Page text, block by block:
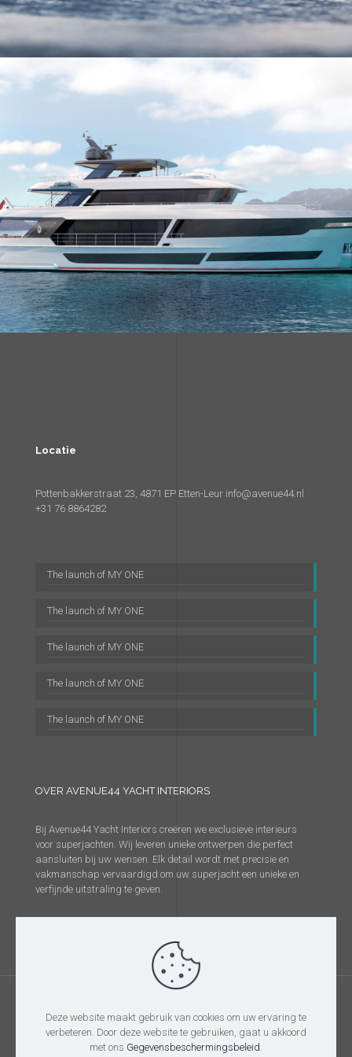
Locatie
Pottenbakkerstraat 23, 4871 EP Etten-Leur info@avenue44.nl
+31 76 8864282
The launch of MY ONE
The launch of MY ONE
The launch of MY ONE
The launch of MY ONE
The launch of MY ONE
OVER AVENUE44 YACHT INTERIORS
Bij Avenue44 Yacht Interiors creëren we exclusieve interieurs
voor superjachten. Wij leveren unieke ontwerpen die perfect
aansluiten bij uw wensen. Elk detail wordt met precisie en
vakmanschap vervaardigd om uw superjacht een unieke en
verfijnde uitstraling te geven.
@2026 Avenue44 Yacht Interiors
Deze website maakt gebruik van cookies om uw ervaring te
verbeteren. Door deze website te gebruiken, gaat u akkoord
met ons Gegevensbeschermingsbeleid.